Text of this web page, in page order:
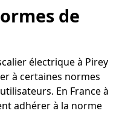
de
électrique à Pirey
à certaines normes
En France à
adhérer à la norme